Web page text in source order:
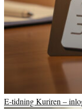
E-tidning Kuriren –